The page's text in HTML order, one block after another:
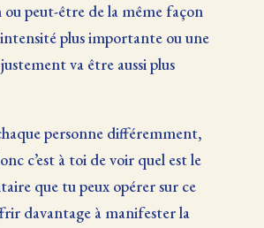
ou peut-être de la même façon
intensité plus importante ou une
va être aussi plus
personne différemment,
c’est à toi de voir quel est le
que tu peux opérer sur ce
davantage à manifester la